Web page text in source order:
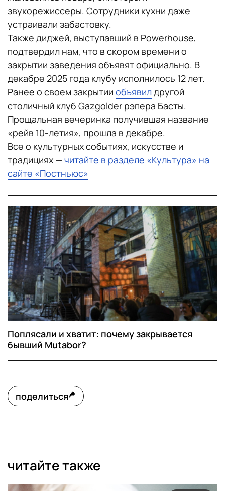
звукорежиссеры. Сотрудники кухни даже
устраивали забастовку.
Также диджей, выступавший в Powerhouse,
подтвердил нам, что в скором времени о
закрытии заведения объявят официально. В
декабре 2025 года клубу исполнилось 12 лет.
Ранее о своем закрытии объявилдругой
столичный клуб Gazgolder рэпера Басты.
Прощальная вечеринка получившая название
«рейв 10-летия», прошла в декабре.
Все о культурных событиях, искусстве и
традициях — читайте в разделе «Культура» на
сайте «Постньюс»
Поплясали и хватит: почему закрывается
бывший Mutabor?
поделиться
читайте также